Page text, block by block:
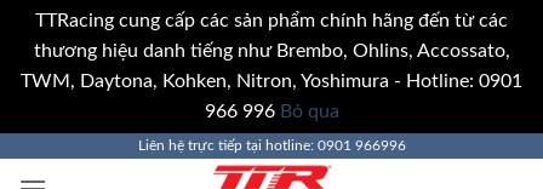
TTRacing cung cấp các sản phẩm chính hãng đến từ các
thương hiệu danh tiếng như Brembo, Ohlins, Accossato,
TWM, Daytona, Kohken, Nitron, Yoshimura - Hotline: 0901
966 996 Bỏ qua
qua
Liên hệ trực tiếp tại hotline: 0901 966996